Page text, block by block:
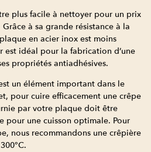
plus facile à nettoyer pour un prix
à sa grande résistance à la
en acier inox est moins
est idéal pour la fabrication d’une
propriétés antiadhésives.
un élément important dans le
pour cuire efficacement une crêpe
par votre plaque doit être
pour une cuisson optimale. Pour
nous recommandons une crêpière